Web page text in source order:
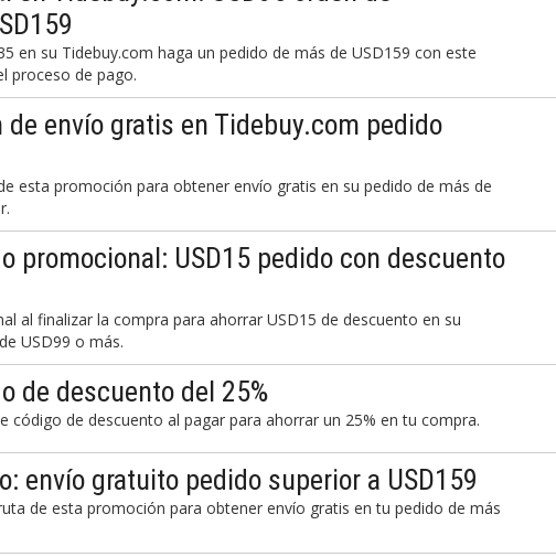
en su Tidebuy.com haga un pedido de más de USD159 con este
proceso de pago.
de envío gratis en Tidebuy.com pedido
esta promoción para obtener envío gratis en su pedido de más de
promocional: USD15 pedido con descuento
al finalizar la compra para ahorrar USD15 de descuento en su
USD99 o más.
de descuento del 25%
código de descuento al pagar para ahorrar un 25% en tu compra.
envío gratuito pedido superior a USD159
de esta promoción para obtener envío gratis en tu pedido de más